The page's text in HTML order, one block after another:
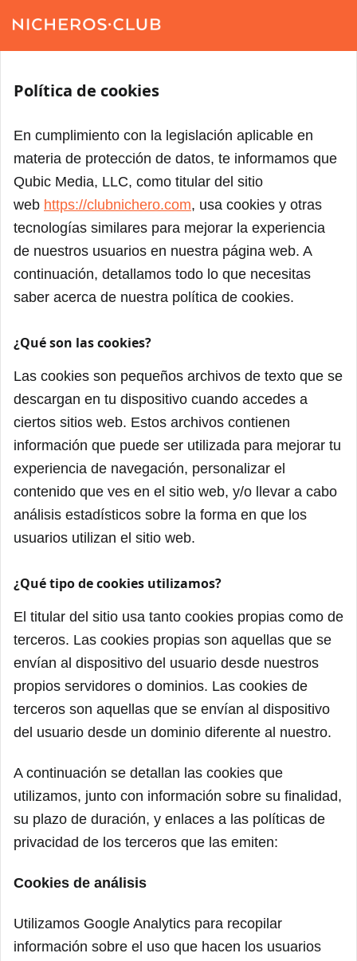
Política de cookies
En cumplimiento con la legislación aplicable en
materia de protección de datos, te informamos que
Qubic Media, LLC, como titular del sitio
web https://clubnichero.com, usa cookies y otras
tecnologías similares para mejorar la experiencia
de nuestros usuarios en nuestra página web. A
continuación, detallamos todo lo que necesitas
saber acerca de nuestra política de cookies.
¿Qué son las cookies?
Las cookies son pequeños archivos de texto que se
descargan en tu dispositivo cuando accedes a
ciertos sitios web. Estos archivos contienen
información que puede ser utilizada para mejorar tu
experiencia de navegación, personalizar el
contenido que ves en el sitio web, y/o llevar a cabo
análisis estadísticos sobre la forma en que los
usuarios utilizan el sitio web.
¿Qué tipo de cookies utilizamos?
El titular del sitio usa tanto cookies propias como de
terceros. Las cookies propias son aquellas que se
envían al dispositivo del usuario desde nuestros
propios servidores o dominios. Las cookies de
terceros son aquellas que se envían al dispositivo
del usuario desde un dominio diferente al nuestro.
A continuación se detallan las cookies que
utilizamos, junto con información sobre su finalidad,
su plazo de duración, y enlaces a las políticas de
privacidad de los terceros que las emiten:
Cookies de análisis
Utilizamos Google Analytics para recopilar
información sobre el uso que hacen los usuarios